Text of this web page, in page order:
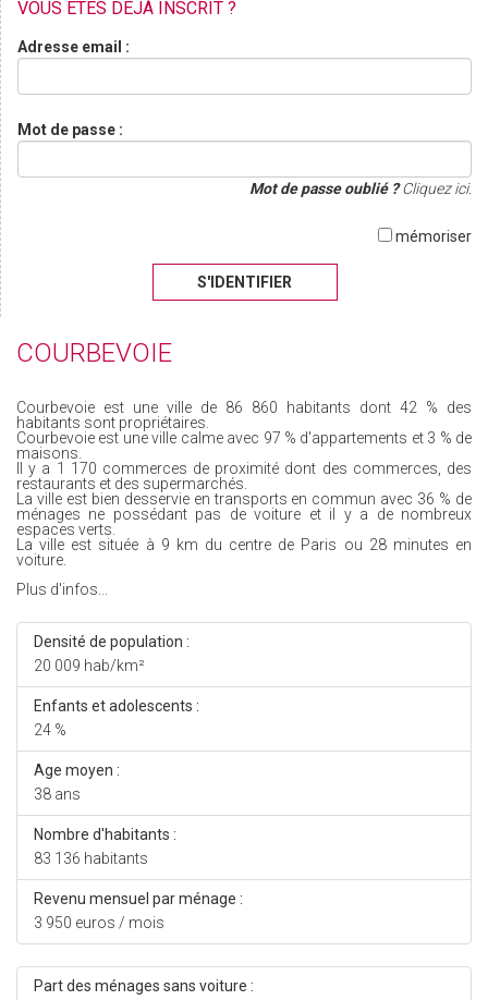
VOUS ÊTES DÉJÀ INSCRIT ?
Adresse email :
Mot de passe :
Mot de passe oublié ?Cliquez ici.
mémoriser
S'IDENTIFIER
COURBEVOIE
Courbevoie est une ville de 86 860 habitants dont 42 % des
habitants sont propriétaires.
Courbevoie est une ville calme avec 97 % d'appartements et 3 % de
maisons.
Il y a 1 170 commerces de proximité dont des commerces, des
restaurants et des supermarchés.
La ville est bien desservie en transports en commun avec 36 % de
ménages ne possédant pas de voiture et il y a de nombreux
espaces verts.
La ville est située à 9 km du centre de Paris ou 28 minutes en
voiture.
Plus d'infos...
Densité de population :
20 009 hab/km²
Enfants et adolescents :
24 %
Age moyen :
38 ans
Nombre d'habitants :
83 136 habitants
Revenu mensuel par ménage :
3 950 euros / mois
Part des ménages sans voiture :